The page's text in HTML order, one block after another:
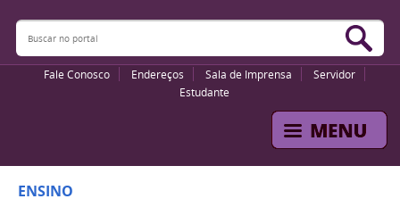
Buscar no portal
Fale Conosco Endereços Sala de Imprensa
Servidor
Estudante
ENSINO